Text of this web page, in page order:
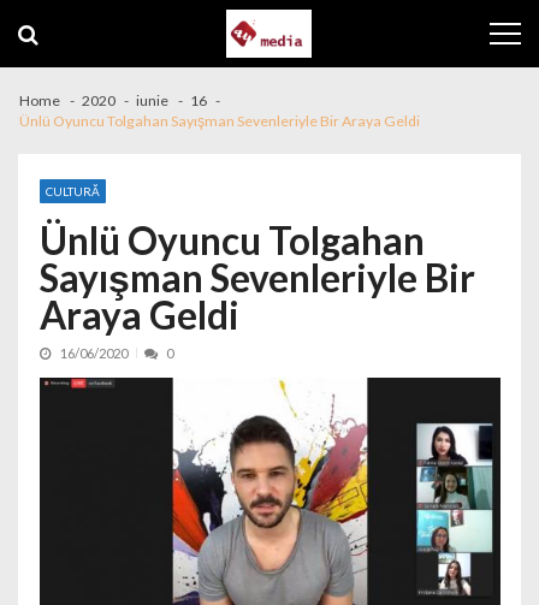
Home 2020 iunie
16
Ünlü Oyuncu Tolgahan Sayışman Sevenleriyle Bir Araya Geldi
CULTURĂ
Ünlü Oyuncu Tolgahan
Sayışman Sevenleriyle Bir
Araya Geldi
16/06/2020 0